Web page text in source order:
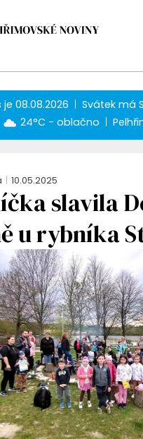
je08.08.2026 Svátek má
24°C - oblačno
10.05.2025
slavila
u rybníka